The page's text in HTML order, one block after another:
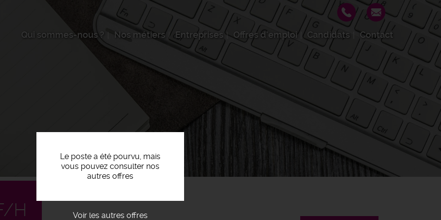
Qui sommes-nous ? Nos métiers Entreprises Offres d'emploi Candidats Contact
Le poste a été pourvu, mais
vous pouvez consulter nos
autres offres
Voir les autres offres
H